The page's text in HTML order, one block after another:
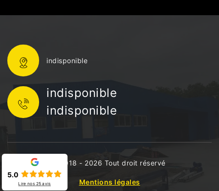
indisponible
indisponible
indisponible
©2018 - 2026 Tout droit réservé
Mentions légales
5.0
Lire nos 25avis